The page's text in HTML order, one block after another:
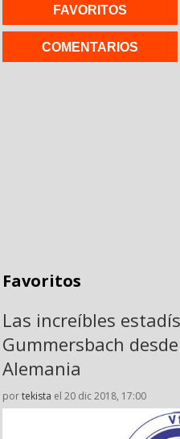
FAVORITOS
COMENTARIOS
Favoritos
Las increíbles
Gummersbach
Alemania
portekista el 20 dic 2018, 17:00